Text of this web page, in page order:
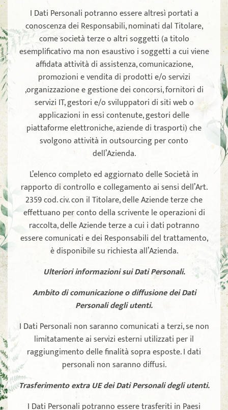
I Dati Personali potranno essere altresì portati a
conoscenza dei Responsabili, nominati dal Titolare,
come società terze o altri soggetti (a titolo
esemplificativo ma non esaustivo i soggetti a cui viene
affidata attività di assistenza, comunicazione,
promozioni e vendita di prodotti e/o servizi
,organizzazione e gestione dei concorsi, fornitori di
servizi IT, gestori e/o sviluppatori di siti web o
applicazioni in essi contenute, gestori delle
piattaforme elettroniche, aziende di trasporti) che
svolgono attività in outsourcing per conto
dell’Azienda.
L’elenco completo ed aggiornato delle Società in
rapporto di controllo e collegamento ai sensi dell’Art.
2359 cod. civ. con il Titolare, delle Aziende terze che
effettuano per conto della scrivente le operazioni di
raccolta, delle Aziende terze a cui i dati potranno
essere comunicati e dei Responsabili del trattamento,
è disponibile su richiesta all’Azienda.
Ulteriori informazioni sui Dati Personali.
Ambito di comunicazione o diffusione dei Dati
Personali degli utenti.
I Dati Personali non saranno comunicati a terzi, se non
limitatamente ai servizi esterni utilizzati per il
raggiungimento delle finalità sopra esposte. I dati
personali non saranno diffusi.
Trasferimento extra UE dei Dati Personali degli utenti.
I Dati Personali potranno essere trasferiti in Paesi